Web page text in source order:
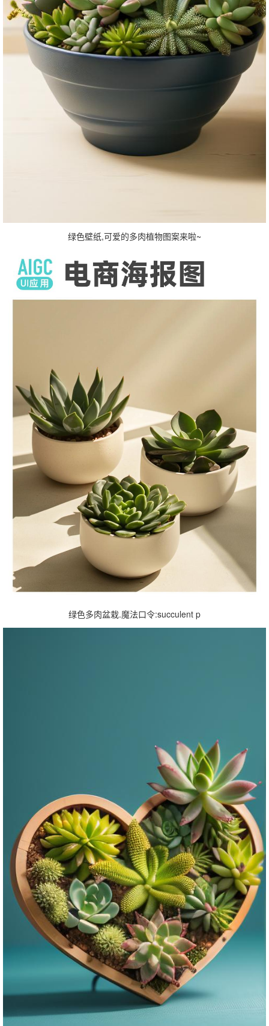
绿色壁纸,可爱的多肉植物图案来啦~
绿色多肉盆栽.魔法口令:succulent p